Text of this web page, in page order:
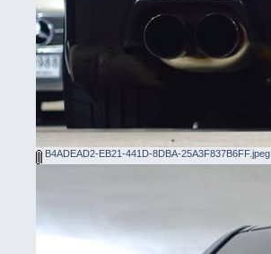
B4ADEAD2-EB21-441D-8DBA-25A3F837B6FF.jpeg